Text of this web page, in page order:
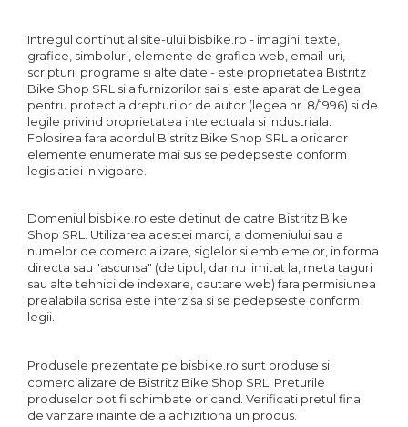
Za conectare rapidă
Manete Schimbător, Frâna,
Combo
Manete frână
Manete combo
Piese manete
Manete schimbător
Ghidolină
Accesorii
Manșoane
Pedale
Pinioane
Roți
Roți spate
Set roți
Intregul continut al site-ului bisbike.ro - imagini, texte,
grafice, simboluri, elemente de grafica web, email-uri,
scripturi, programe si alte date - este proprietatea Bistritz
Bike Shop SRL si a furnizorilor sai si este aparat de Legea
pentru protectia drepturilor de autor (legea nr. 8/1996) si de
legile privind proprietatea intelectuala si industriala.
Folosirea fara acordul Bistritz Bike Shop SRL a oricaror
elemente enumerate mai sus se pedepseste conform
legislatiei in vigoare.
Domeniul bisbike.ro este detinut de catre Bistritz Bike
Shop SRL. Utilizarea acestei marci, a domeniului sau a
numelor de comercializare, siglelor si emblemelor, in forma
directa sau "ascunsa" (de tipul, dar nu limitat la, meta taguri
sau alte tehnici de indexare, cautare web) fara permisiunea
prealabila scrisa este interzisa si se pedepseste conform
legii.
Produsele prezentate pe bisbike.ro sunt produse si
comercializare de Bistritz Bike Shop SRL. Preturile
produselor pot fi schimbate oricand. Verificati pretul final
de vanzare inainte de a achizitiona un produs.